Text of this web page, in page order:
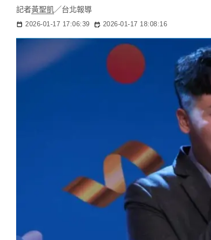
記者黃聖凱／台北報導
2026-01-17 17:06:39 2026-01-17 18:08:16